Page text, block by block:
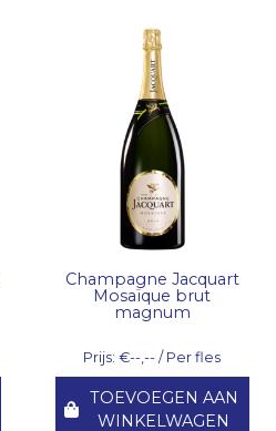
Champagne Jacquart
Mosaïque brut
magnum
Prijs: €--,-- / Per fles
TOEVOEGEN AAN
WINKELWAGEN